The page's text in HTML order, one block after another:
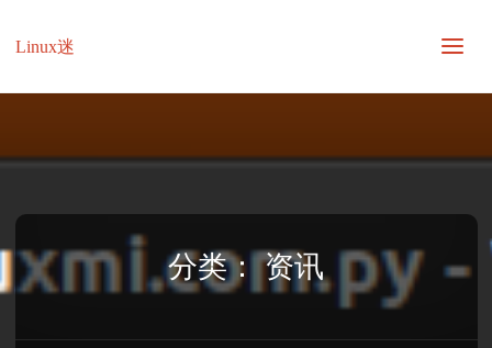
Linux迷
分类：资讯